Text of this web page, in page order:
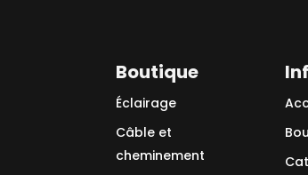
Boutique
Éclairage
Câble et
cheminement